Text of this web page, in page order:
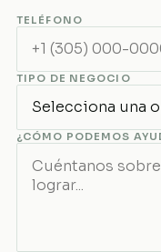
TELÉFONO
TIPO DE NEGOCIO
¿CÓMO PODEMOS